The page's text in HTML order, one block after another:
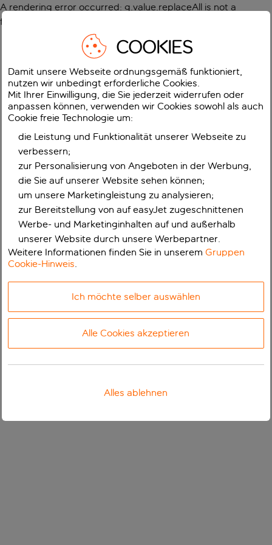
A rendering error occurred: g.value.replaceAll is not a
function
COOKIES
Damit unsere Webseite ordnungsgemäß funktioniert,
nutzen wir unbedingt erforderliche Cookies.
Mit Ihrer Einwilligung, die Sie jederzeit widerrufen oder
anpassen können, verwenden wir Cookies sowohl als auch
Cookie freie Technologie um:
die Leistung und Funktionalität unserer Webseite zu
verbessern;
zur Personalisierung von Angeboten in der Werbung,
die Sie auf unserer Website sehen können;
um unsere Marketingleistung zu analysieren;
zur Bereitstellung von auf easyJet zugeschnittenen
Werbe- und Marketinginhalten auf und außerhalb
unserer Website durch unsere Werbepartner.
Weitere Informationen finden Sie in unseremGruppen
Cookie-Hinweis.
Ich möchte selber auswählen
Alle Cookies akzeptieren
Alles ablehnen